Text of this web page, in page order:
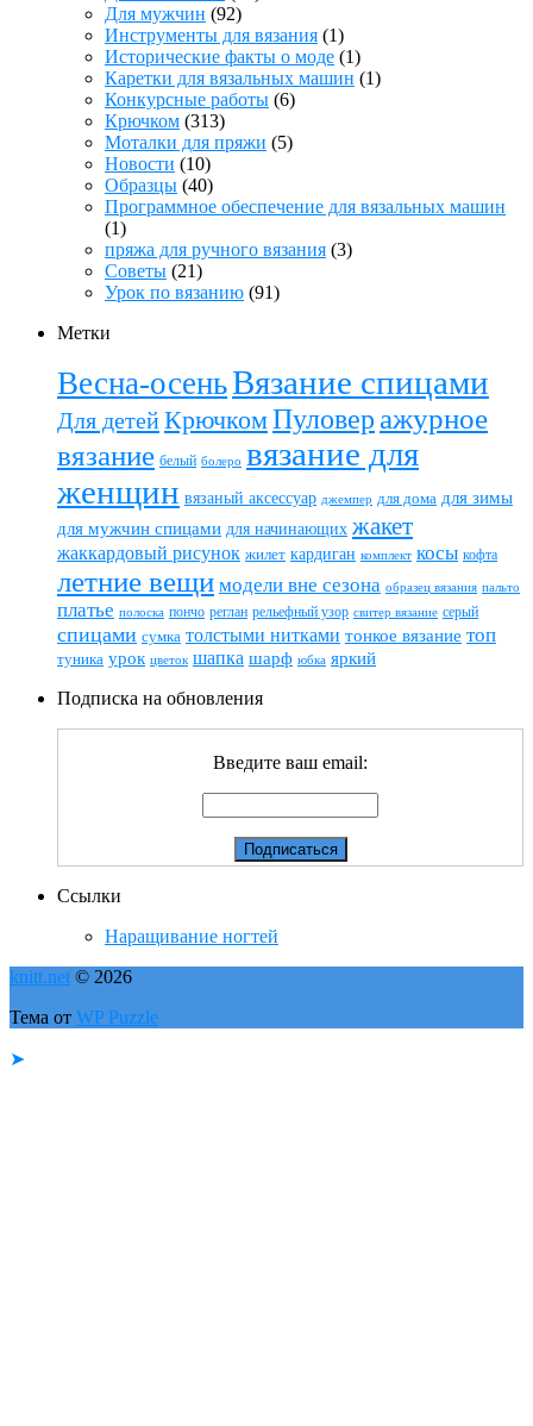
Для мужчин (92)
Инструменты для вязания (1)
Исторические факты о моде (1)
Каретки для вязальных машин (1)
Конкурсные работы (6)
Крючком (313)
Моталки для пряжи (5)
Новости (10)
Образцы (40)
Программное обеспечение для вязальных машин
(1)
пряжа для ручного вязания (3)
Советы (21)
Урок по вязанию (91)
Метки
Весна-осеньВязание спицами
Для детейКрючкомПуловер ажурное
вязание белый болеро вязание для
женщин вязаный аксессуар джемпер для дома для зимы
для мужчин спицами для начинающих жакет
жаккардовый рисунок жилет кардиган комплект косы кофта
летние вещи модели вне сезона образец вязания пальто
платье полоска пончо реглан рельефный узор свитер вязание серый
спицами сумка толстыми нитками тонкое вязание топ
туника урок цветок шапка шарф юбка яркий
Подписка на обновления
Введите ваш email:
Ссылки
Наращивание ногтей
knitt.net © 2026
Тема от WP Puzzle
➤